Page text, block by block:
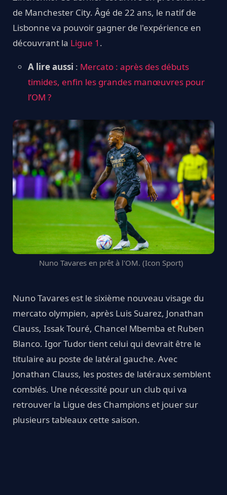
de Manchester City. Âgé de 22 ans, le natif de
Lisbonne va pouvoir gagner de l'expérience en
découvrant la Ligue 1 .
A lire aussi : Mercato : après des débuts
timides, enfin les grandes manœuvres pour
l’OM ?
Nuno Tavares en prêt à l'OM. (Icon Sport)
Nuno Tavares est le sixième nouveau visage du
mercato olympien, après Luis Suarez, Jonathan
Clauss, Issak Touré, Chancel Mbemba et Ruben
Blanco. Igor Tudor tient celui qui devrait être le
titulaire au poste de latéral gauche. Avec
Jonathan Clauss, les postes de latéraux semblent
comblés. Une nécessité pour un club qui va
retrouver la Ligue des Champions et jouer sur
plusieurs tableaux cette saison.